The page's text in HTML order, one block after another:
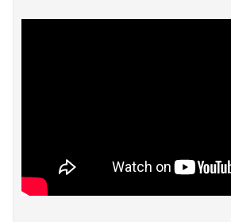
Powered by livedoor 相互RSS